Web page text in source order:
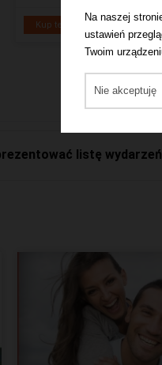
Kup teraz
listę
Na naszej
ustawień
Twoim
Nie akceptuję